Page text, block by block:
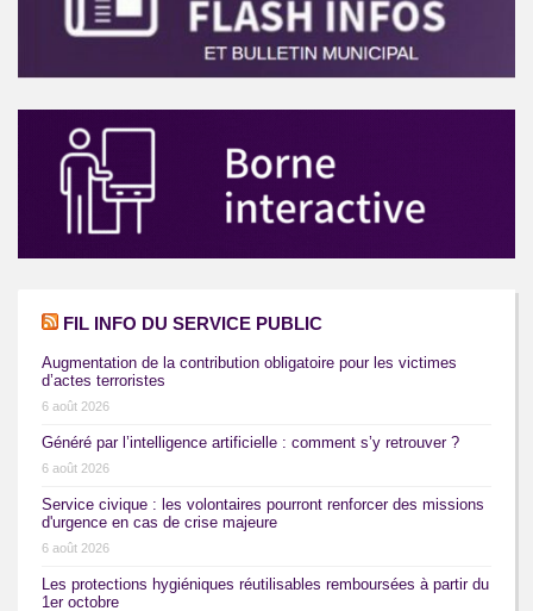
FIL INFO DU SERVICE PUBLIC
Augmentation de la contribution obligatoire pour les victimes
d’actes terroristes
6 août 2026
Généré par l’intelligence artificielle : comment s’y retrouver ?
6 août 2026
Service civique : les volontaires pourront renforcer des missions
d'urgence en cas de crise majeure
6 août 2026
Les protections hygiéniques réutilisables remboursées à partir du
1er octobre